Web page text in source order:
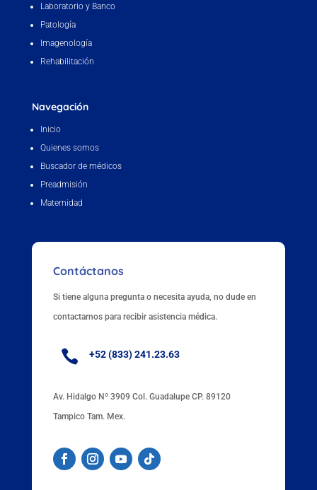
Laboratorio y Banco
Patología
Imagenología
Rehabilitación
Navegación
Inicio
Quienes somos
Buscador de médicos
Preadmisión
Maternidad
Contáctanos
Si tiene alguna pregunta o necesita ayuda, no dude en
contactarnos para recibir asistencia médica.
 +52 (833) 241.23.63
Av. Hidalgo Nº 3909 Col. Guadalupe CP. 89120
Tampico Tam. Mex.